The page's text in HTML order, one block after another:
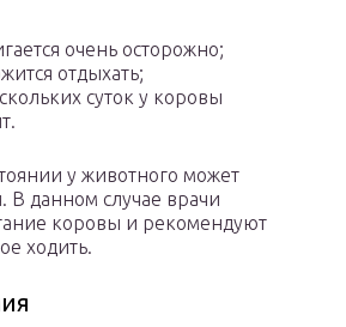
очень осторожно;
отдыхать;
суток у коровы
у животного может
В данном случае врачи
коровы и рекомендуют
ходить.